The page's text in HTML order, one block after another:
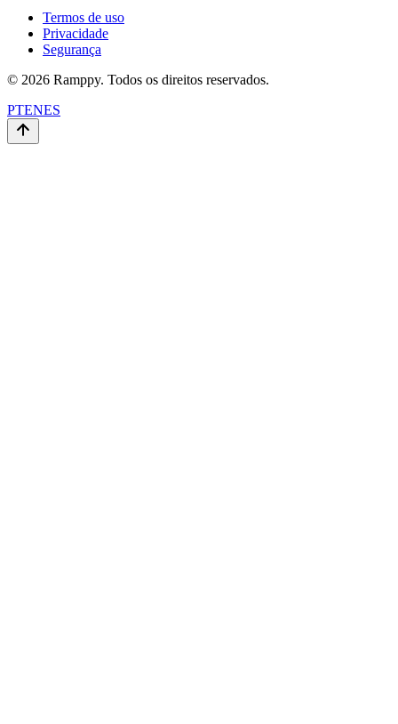
Termos de uso
Privacidade
Segurança
© 2026 Ramppy. Todos os direitos reservados.
PTENES